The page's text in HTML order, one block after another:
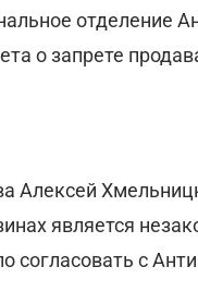
отделение
о запрете
Алексей
является
согласовать с